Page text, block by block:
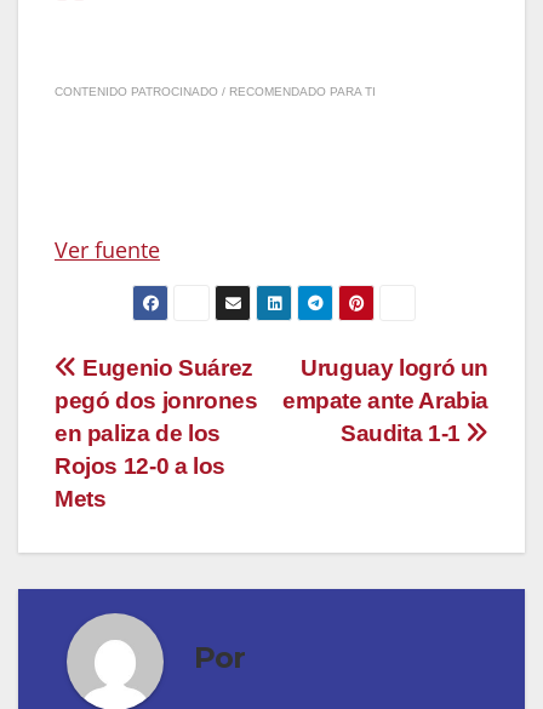
CONTENIDO PATROCINADO / RECOMENDADO PARA TI
Ver fuente
Navegación
de
entradas
Uruguay logró un
empate ante Arabia
Saudita 1-1
Eugenio Suárez
pegó dos jonrones
en paliza de los
Rojos 12-0 a los
Mets
Por